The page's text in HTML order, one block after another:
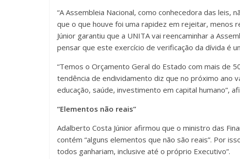
“A Assembleia Nacional, como conhecedora das leis,
que o que houve foi uma rapidez em rejeitar, menos
Júnior garantiu que a UNITA vai reencaminhar a
pensar que este exercício de verificação da dívida é
“Temos o Orçamento Geral do Estado com mais de
tendência de endividamento diz que no próximo ano
educação, saúde, investimento em capital humano”,
“Elementos não reais”
Adalberto Costa Júnior afirmou que o ministro das
contém “alguns elementos que não são reais”. Por
todos ganhariam, inclusive até o próprio Executivo”.